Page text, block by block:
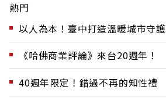
熱門
以人為本！臺中打造溫暖城市守護
《哈佛商業評論》來台20週年！
40週年限定！錯過不再的知性禮